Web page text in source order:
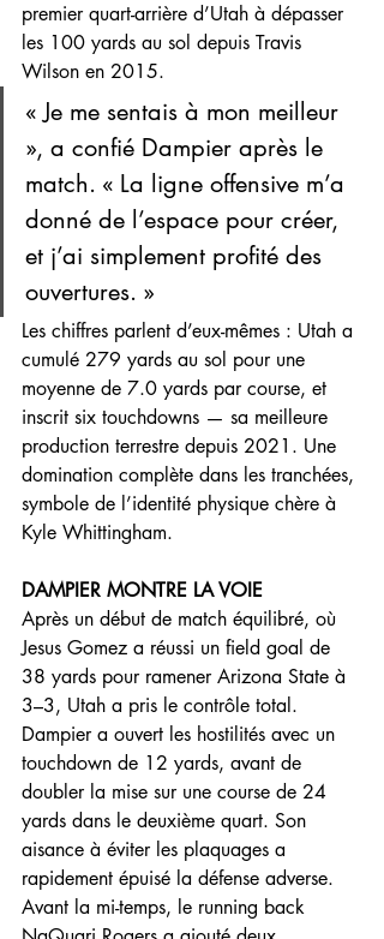
premier quart-arrière d’Utah à dépasser
les 100 yards au sol depuis Travis
Wilson en 2015.
« Je me sentais à mon meilleur
», a confié Dampier après le
match. « La ligne offensive m’a
donné de l’espace pour créer,
et j’ai simplement profité des
ouvertures. »
Les chiffres parlent d’eux-mêmes : Utah a
cumulé 279 yards au sol pour une
moyenne de 7.0 yards par course, et
inscrit six touchdowns — sa meilleure
production terrestre depuis 2021. Une
domination complète dans les tranchées,
symbole de l’identité physique chère à
Kyle Whittingham.
DAMPIER MONTRE LA VOIE
Après un début de match équilibré, où
Jesus Gomez a réussi un field goal de
38 yards pour ramener Arizona State à
3–3, Utah a pris le contrôle total.
Dampier a ouvert les hostilités avec un
touchdown de 12 yards, avant de
doubler la mise sur une course de 24
yards dans le deuxième quart. Son
aisance à éviter les plaquages a
rapidement épuisé la défense adverse.
Avant la mi-temps, le running back